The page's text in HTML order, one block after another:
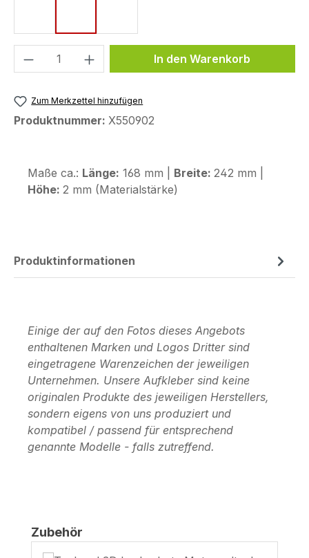
Produkt Anzahl: Gib denIn den Warenkorb
Zum Merkzettel hinzufügen
Produktnummer: X550902
Maße ca.: Länge: 168 mm | Breite: 242 mm |
Höhe: 2 mm (Materialstärke)
Produktinformationen
Einige der auf den Fotos dieses Angebots
enthaltenen Marken und Logos Dritter sind
eingetragene Warenzeichen der jeweiligen
Unternehmen. Unsere Aufkleber sind keine
originalen Produkte des jeweiligen Herstellers,
sondern eigens von uns produziert und
kompatibel / passend für entsprechend
genannte Modelle - falls zutreffend.
Produktgalerie überspringen
Zubehör